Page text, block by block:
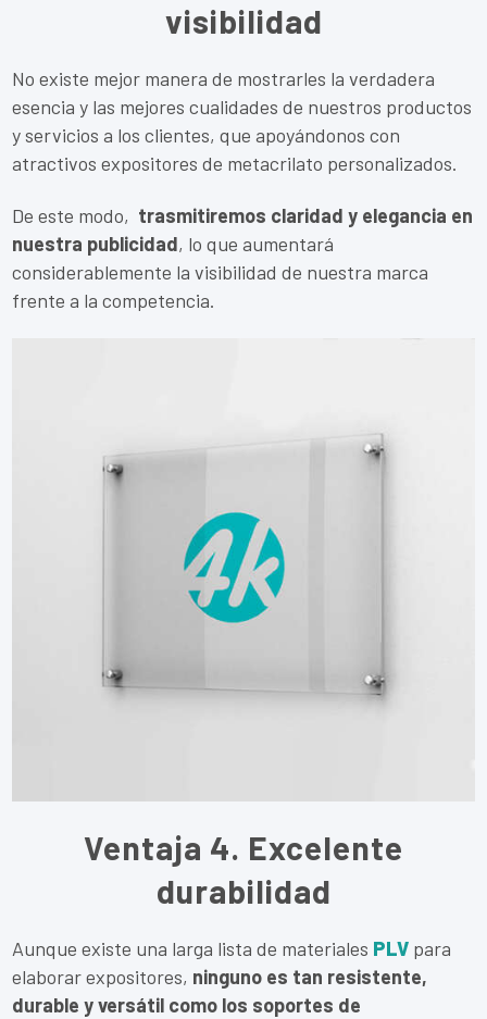
visibilidad
No existe mejor manera de mostrarles la verdadera
esencia y las mejores cualidades de nuestros productos
y servicios a los clientes, que apoyándonos con
atractivos expositores de metacrilato personalizados.
De este modo, trasmitiremos claridad y elegancia en
nuestra publicidad, lo que aumentará
considerablemente la visibilidad de nuestra marca
frente a la competencia.
Ventaja 4. Excelente
durabilidad
Aunque existe una larga lista de materiales PLV para
elaborar expositores, ninguno es tan resistente,
durable y versátil como los soportes de